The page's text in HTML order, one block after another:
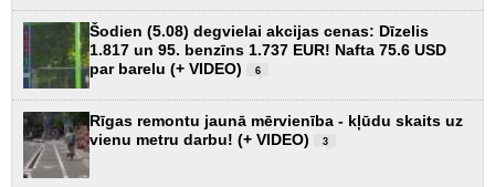
Šodien (5.08) degvielai akcijas cenas: Dīzelis
1.817 un 95. benzīns 1.737 EUR! Nafta 75.6 USD
par barelu (+ VIDEO)
6
Rīgas remontu jaunā mērvienība - kļūdu skaits uz
vienu metru darbu! (+ VIDEO)
3